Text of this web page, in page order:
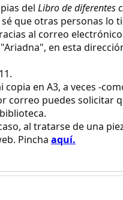
del Libro de diferentes
que otras personas lo
al correo
en esta
en A3, a veces -
correo puedes solicitar
al tratarse de una
Pincha aquí.